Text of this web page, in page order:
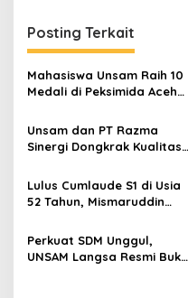
g
a
s
p
o
s
Posting Terkait
Mahasiswa Unsam Raih 10
Medali di Peksimida Aceh
Unsam dan PT Razma
Sinergi Dongkrak Kualitas
Lulus Cumlaude S1 di Usia
52 Tahun, Mismaruddin
Beasiswa S2
Perkuat SDM Unggul,
UNSAM Langsa Resmi Buka